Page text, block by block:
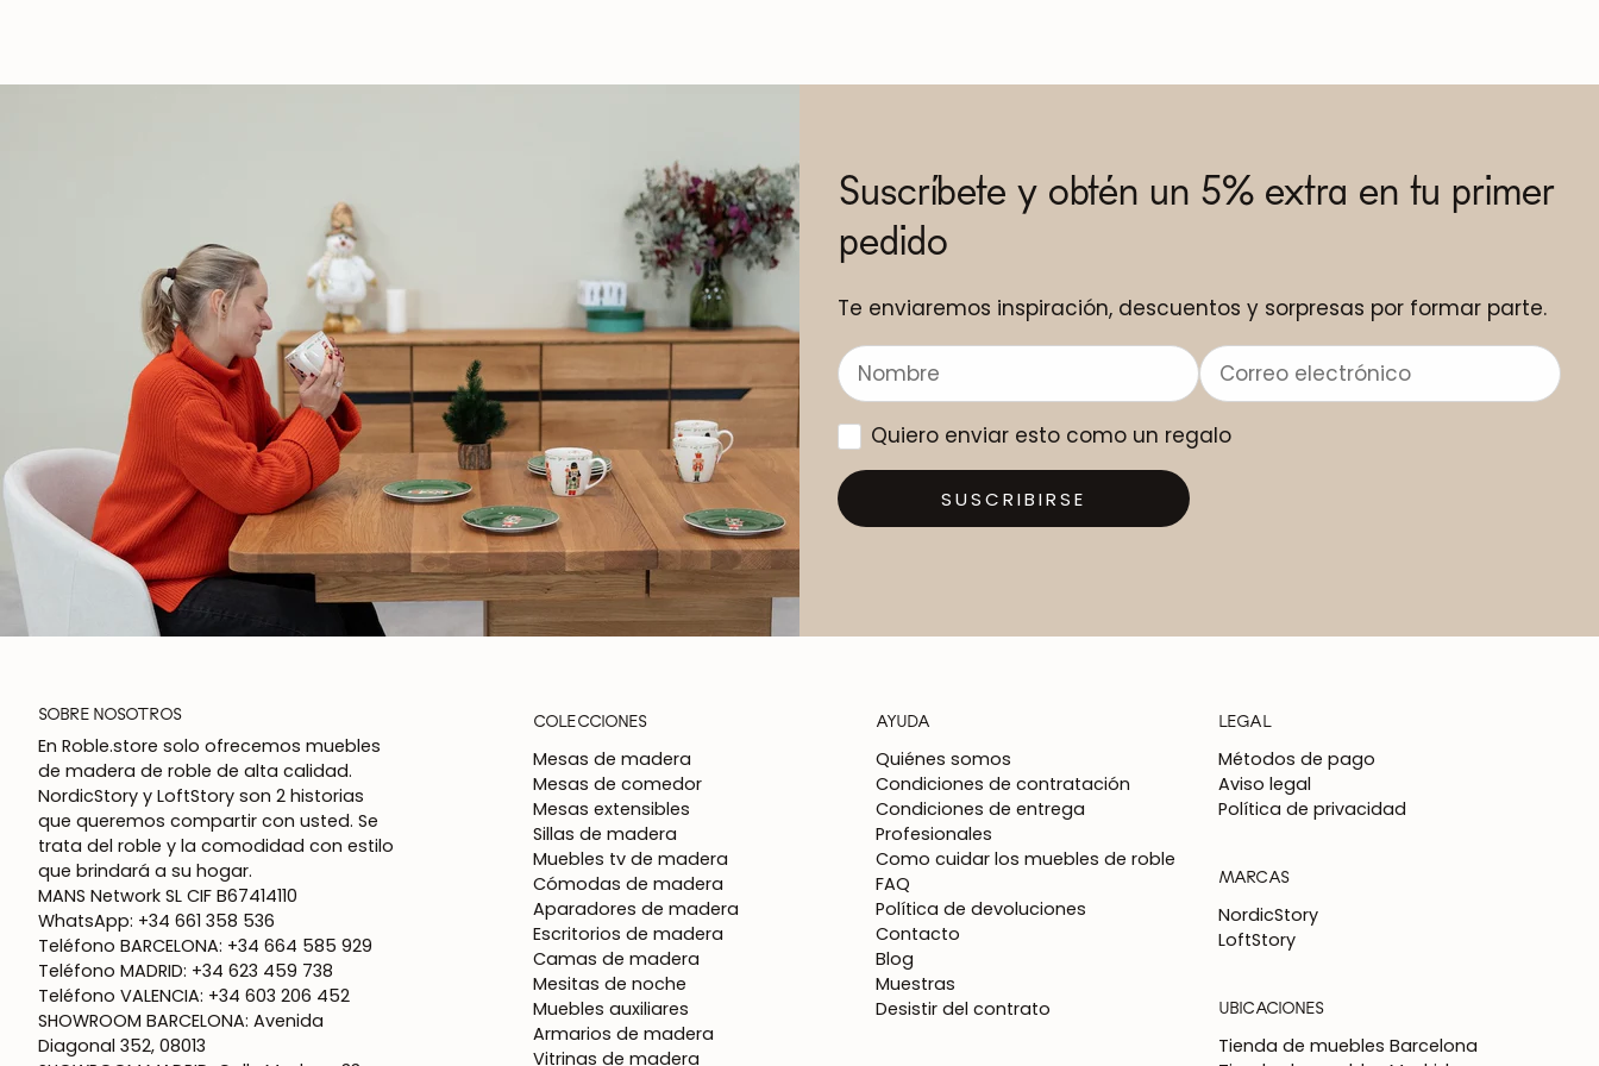
Suscríbete y obtén un 5% extra en tu primer
pedido
Te enviaremos inspiración, descuentos y sorpresas por formar parte.
Quiero enviar esto como un regalo
SUSCRIBIRSE
SOBRE NOSOTROS
En Roble.store solo ofrecemos muebles
de madera de roble de alta calidad.
NordicStory y LoftStory son 2 historias
que queremos compartir con usted. Se
trata del roble y la comodidad con estilo
que brindará a su hogar.
MANS Network SL CIF B67414110
WhatsApp: +34 661 358 536
Teléfono BARCELONA: +34 664 585 929
Teléfono MADRID: +34 623 459 738
Teléfono VALENCIA: +34 603 206 452
SHOWROOM BARCELONA: Avenida
Diagonal 352, 08013
COLECCIONES
Mesas de madera
Mesas de comedor
Mesas extensibles
Sillas de madera
Muebles tv de madera
Cómodas de madera
Aparadores de madera
Escritorios de madera
Camas de madera
Mesitas de noche
Muebles auxiliares
Armarios de madera
Vitrinas de madera
AYUDA
Quiénes somos
Condiciones de contratación
Condiciones de entrega
Profesionales
Como cuidar los muebles de roble
FAQ
Política de devoluciones
Contacto
Blog
Muestras
Desistir del contrato
LEGAL
Métodos de pago
Aviso legal
Política de privacidad
MARCAS
NordicStory
LoftStory
UBICACIONES
Tienda de muebles Barcelona